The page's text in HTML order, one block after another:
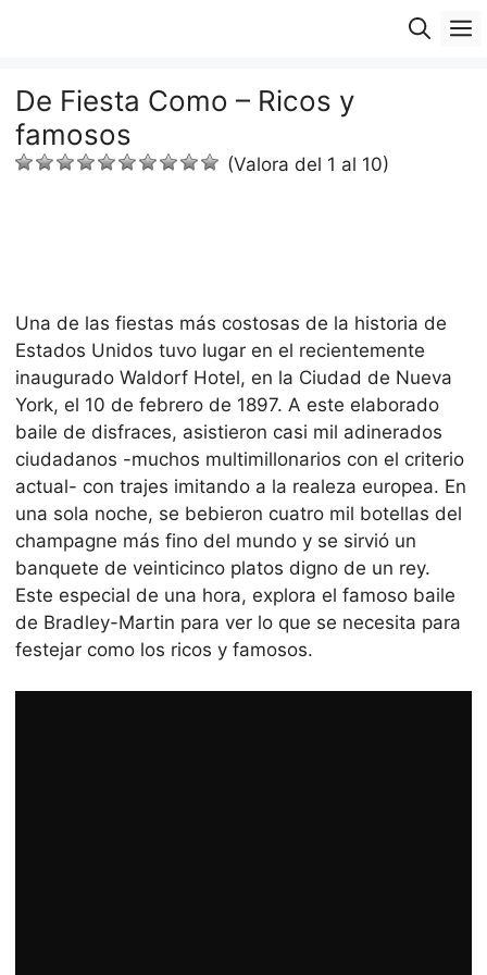
De Fiesta Como – Ricos y
famosos
(Valora del 1 al 10)
Una de las fiestas más costosas de la historia de
Estados Unidos tuvo lugar en el recientemente
inaugurado Waldorf Hotel, en la Ciudad de Nueva
York, el 10 de febrero de 1897. A este elaborado
baile de disfraces, asistieron casi mil adinerados
ciudadanos -muchos multimillonarios con el criterio
actual- con trajes imitando a la realeza europea. En
una sola noche, se bebieron cuatro mil botellas del
champagne más fino del mundo y se sirvió un
banquete de veinticinco platos digno de un rey.
Este especial de una hora, explora el famoso baile
de Bradley-Martin para ver lo que se necesita para
festejar como los ricos y famosos.